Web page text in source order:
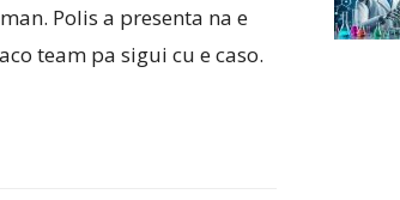
Polis a presenta na e
team pa sigui cu e caso.